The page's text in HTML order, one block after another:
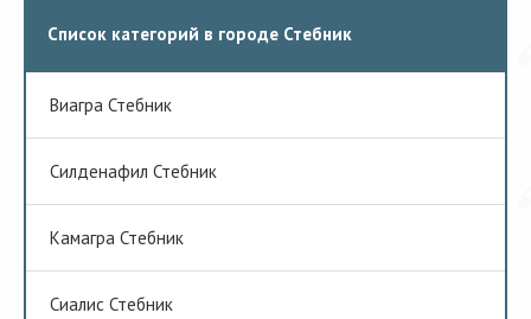
Список категорий в городе Стебник
Виагра Стебник
Cилденафил Стебник
Камагра Стебник
Сиалис Стебник